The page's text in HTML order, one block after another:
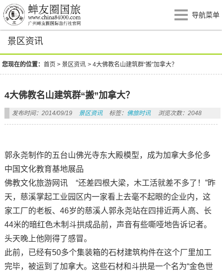
导航菜单
景区资讯
您现在的位置：首页 >景区资讯 >4大佛教名山建筑群“搬”加拿大？
4大佛教名山建筑群“搬”加拿大？
发布时间：2014/09/19 景区资讯 标签： 佛旅时讯 浏览次数：2048
郭永尧制作的五台山佛光寺东大殿模型，成为加拿大多伦多
中国文化教育基地展品
佛教文化旅游网讯 “还差四根大梁，木工活就差不多了！”昨
天，慈溪掌起工业园区内一家看上去毫不起眼的企业内，这
家工厂的老板、46岁的慈溪人郭永尧站在四排近两人高、长
44米的暗红色木制斗拱成品前，声音有些嘶哑地告诉记者。
头天晚上他刚得了感冒。
此前，已经有50多个集装箱的石材建筑构件在这个厂里加工
完毕，被运到了加拿大。这些石材和斗拱是一个名为“金色世